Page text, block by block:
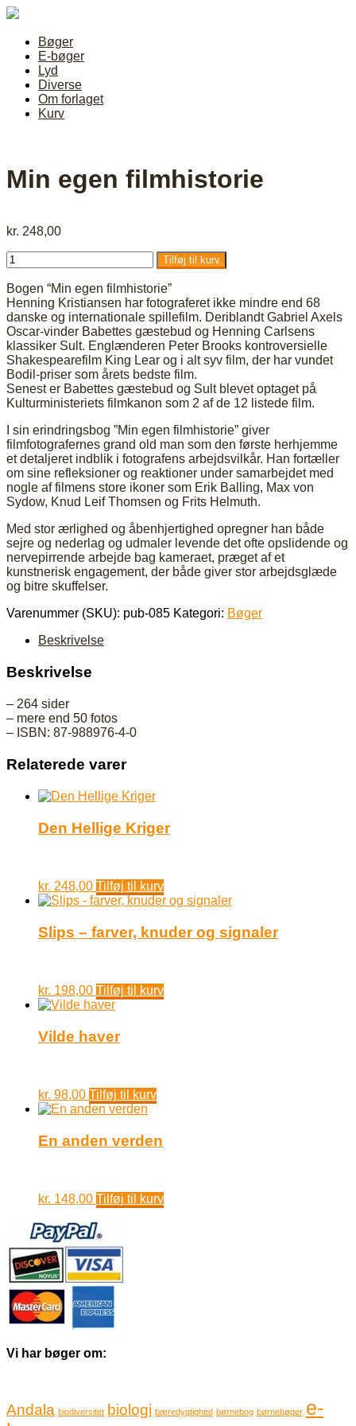
Bøger
E-bøger
Lyd
Diverse
Om forlaget
Kurv
Min egen filmhistorie
kr. 248,00
Tilføj til kurv
Bogen “Min egen filmhistorie”
Henning Kristiansen har fotograferet ikke mindre end 68
danske og internationale spillefilm. Deriblandt Gabriel Axels
Oscar-vinder Babettes gæstebud og Henning Carlsens
klassiker Sult. Englænderen Peter Brooks kontroversielle
Shakespearefilm King Lear og i alt syv film, der har vundet
Bodil-priser som årets bedste film.
Senest er Babettes gæstebud og Sult blevet optaget på
Kulturministeriets filmkanon som 2 af de 12 listede film.
I sin erindringsbog ”Min egen filmhistorie” giver
filmfotografernes grand old man som den første herhjemme
et detaljeret indblik i fotografens arbejdsvilkår. Han fortæller
om sine refleksioner og reaktioner under samarbejdet med
nogle af filmens store ikoner som Erik Balling, Max von
Sydow, Knud Leif Thomsen og Frits Helmuth.
Med stor ærlighed og åbenhjertighed opregner han både
sejre og nederlag og udmaler levende det ofte opslidende og
nervepirrende arbejde bag kameraet, præget af et
kunstnerisk engagement, der både giver stor arbejdsglæde
og bitre skuffelser.
Varenummer (SKU): pub-085 Kategori: Bøger
Beskrivelse
Beskrivelse
– 264 sider
– mere end 50 fotos
– ISBN: 87-988976-4-0
Relaterede varer
Den Hellige Kriger
kr. 248,00 Tilføj til kurv
Slips – farver, knuder og signaler
kr. 198,00 Tilføj til kurv
Vilde haver
kr. 98,00 Tilføj til kurv
En anden verden
kr. 148,00 Tilføj til kurv
Vi har bøger om:
Andala biodiversitet biologi bæredygtighed børnebog børnebøger e-